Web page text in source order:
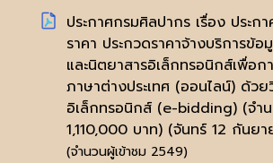
ประกาศกรมศิลปากร เรื่อง ประกา
ราคา ประกวดราคาจ้างบริการข้
และนิตยาสารอิเล็กทรอนิกส์เพื่อ
ภาษาต่างประเทศ (ออนไลน์) ด้วย
อิเล็กทรอนิกส์ (e-bidding) (จำน
1,110,000 บาท) (จันทร์ 12 กันย
(จำนวนผู้เข้าชม 2549)